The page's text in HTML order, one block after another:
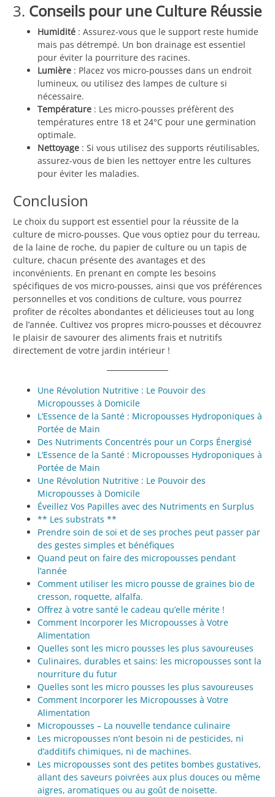
3. Conseils pour une Culture Réussie
Humidité : Assurez-vous que le support reste humide
mais pas détrempé. Un bon drainage est essentiel
pour éviter la pourriture des racines.
Lumière : Placez vos micro-pousses dans un endroit
lumineux, ou utilisez des lampes de culture si
nécessaire.
Température : Les micro-pousses préfèrent des
températures entre 18 et 24°C pour une germination
optimale.
Nettoyage : Si vous utilisez des supports réutilisables,
assurez-vous de bien les nettoyer entre les cultures
pour éviter les maladies.
Conclusion
Le choix du support est essentiel pour la réussite de la
culture de micro-pousses. Que vous optiez pour du terreau,
de la laine de roche, du papier de culture ou un tapis de
culture, chacun présente des avantages et des
inconvénients. En prenant en compte les besoins
spécifiques de vos micro-pousses, ainsi que vos préférences
personnelles et vos conditions de culture, vous pourrez
profiter de récoltes abondantes et délicieuses tout au long
de l’année. Cultivez vos propres micro-pousses et découvrez
le plaisir de savourer des aliments frais et nutritifs
directement de votre jardin intérieur !
Une Révolution Nutritive : Le Pouvoir des
Micropousses à Domicile
L’Essence de la Santé : Micropousses Hydroponiques à
Portée de Main
Des Nutriments Concentrés pour un Corps Énergisé
L’Essence de la Santé : Micropousses Hydroponiques à
Portée de Main
Une Révolution Nutritive : Le Pouvoir des
Micropousses à Domicile
Éveillez Vos Papilles avec des Nutriments en Surplus
** Les substrats **
Prendre soin de soi et de ses proches peut passer par
des gestes simples et bénéfiques
Quand peut on faire des micropousses pendant
l’année
Comment utiliser les micro pousse de graines bio de
cresson, roquette, alfalfa.
Offrez à votre santé le cadeau qu’elle mérite !
Comment Incorporer les Micropousses à Votre
Alimentation
Quelles sont les micro pousses les plus savoureuses
Culinaires, durables et sains: les micropousses sont la
nourriture du futur
Quelles sont les micro pousses les plus savoureuses
Comment Incorporer les Micropousses à Votre
Alimentation
Micropousses – La nouvelle tendance culinaire
Les micropousses n’ont besoin ni de pesticides, ni
d’additifs chimiques, ni de machines.
Les micropousses sont des petites bombes gustatives,
allant des saveurs poivrées aux plus douces ou même
aigres, aromatiques ou au goût de noisette.